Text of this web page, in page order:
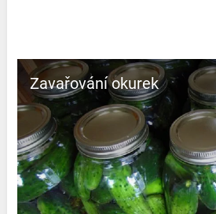
Zavařování okurek